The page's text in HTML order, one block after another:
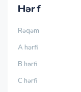
Hərf
Rəqəm
A hərfi
B hərfi
C hərfi